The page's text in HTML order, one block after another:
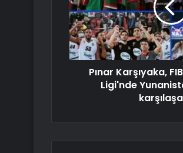
Pınar Karşıyaka,
Ligi'nde